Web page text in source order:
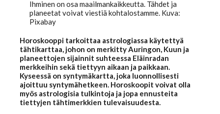
Viikkohoroskooppi
Vuosihoroskooppi
Elämänhoroskooppi
Ihminen on osa maailmankaikkeutta. Tähdet ja
planeetat voivat viestiä kohtalostamme. Kuva:
Pixabay
Horoskooppi tarkoittaa astrologiassa käytettyä
tähtikarttaa, johon on merkitty Auringon, Kuun ja
planeettojen sijainnit suhteessa Eläinradan
merkkeihin sekä tiettyyn aikaan ja paikkaan.
Kyseessä on syntymäkartta, joka luonnollisesti
ajoittuu syntymähetkeen. Horoskoopit voivat olla
myös astrologisia tulkintoja ja jopa ennusteita
tiettyjen tähtimerkkien tulevaisuudesta.